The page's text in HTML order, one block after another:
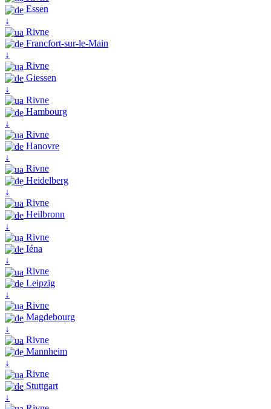
Essen
↓
Rivne
Francfort-sur-le-Main
↓
Rivne
Giessen
↓
Rivne
Hambourg
↓
Rivne
Hanovre
↓
Rivne
Heidelberg
↓
Rivne
Heilbronn
↓
Rivne
Iéna
↓
Rivne
Leipzig
↓
Rivne
Magdebourg
↓
Rivne
Mannheim
↓
Rivne
Stuttgart
↓